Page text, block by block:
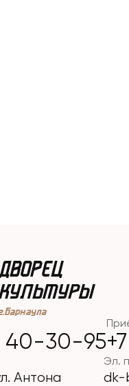
40-30-95
Антона
Эл.
dk-